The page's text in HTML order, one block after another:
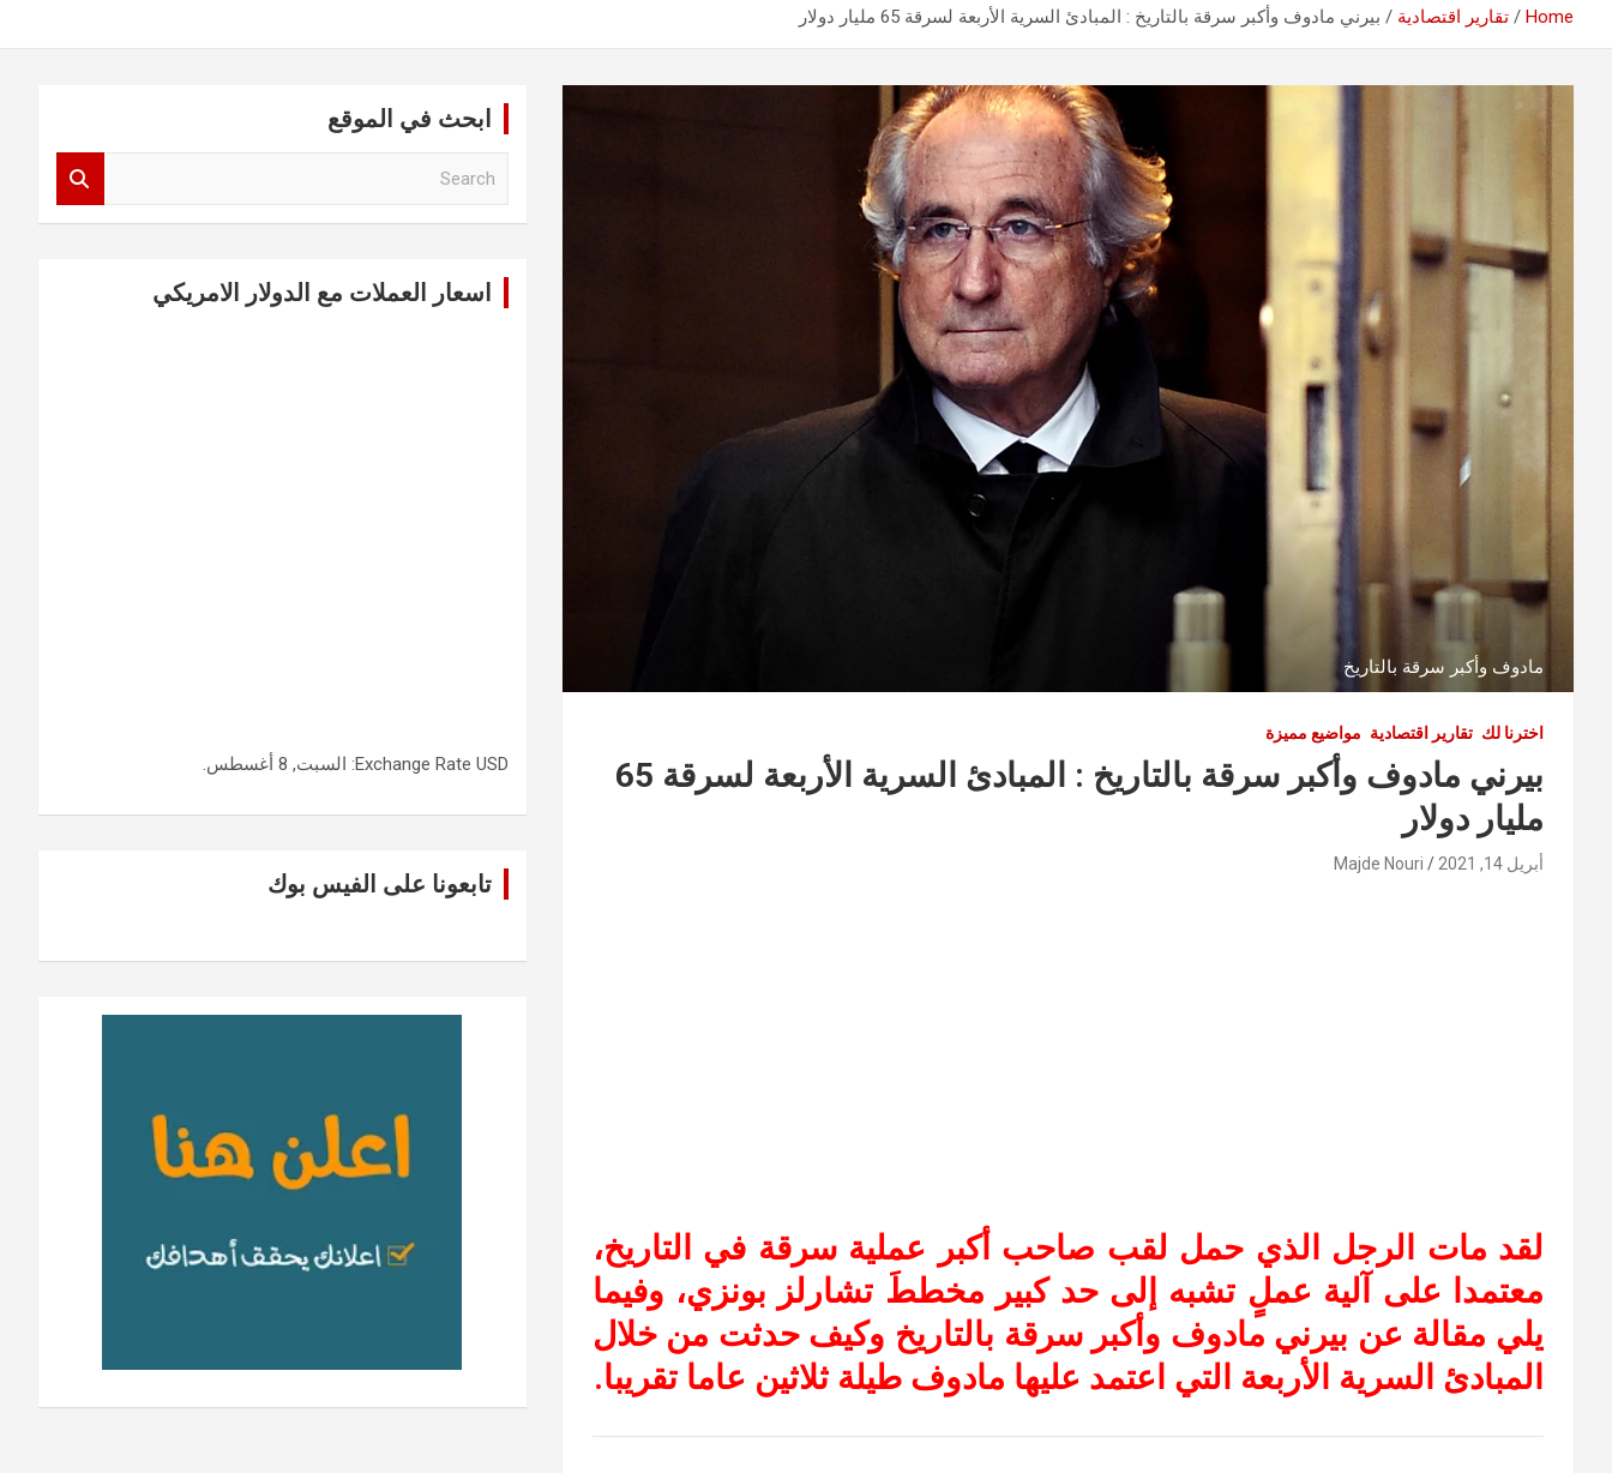
Home تقارير اقتصادية بيرني مادوف وأكبر سرقة بالتاريخ : المبادئ السرية الأربعة لسرقة 65 مليار دولار
مادوف وأكبر سرقة بالتاريخ
اخترنا لك تقارير اقتصادية مواضيع مميزة
بيرني مادوف وأكبر سرقة بالتاريخ : المبادئ السرية الأربعة لسرقة 65
مليار دولار
أبريل 14, 2021 Majde Nouri
لقد مات الرجل الذي حمل لقب صاحب أكبر عملية سرقة في التاريخ،
معتمدا على آلية عملٍ تشبه إلى حد كبير مخططَ تشارلز بونزي، وفيما
يلي مقالة عن بيرني مادوف وأكبر سرقة بالتاريخ وكيف حدثت من خلال
المبادئ السرية الأربعة التي اعتمد عليها مادوف طيلة ثلاثين عاما تقريبا.
ابحث في الموقع
اسعار العملات مع الدولار الامريكي
Exchange Rate USD : السبت, 8 أغسطس.
تابعونا على الفيس بوك